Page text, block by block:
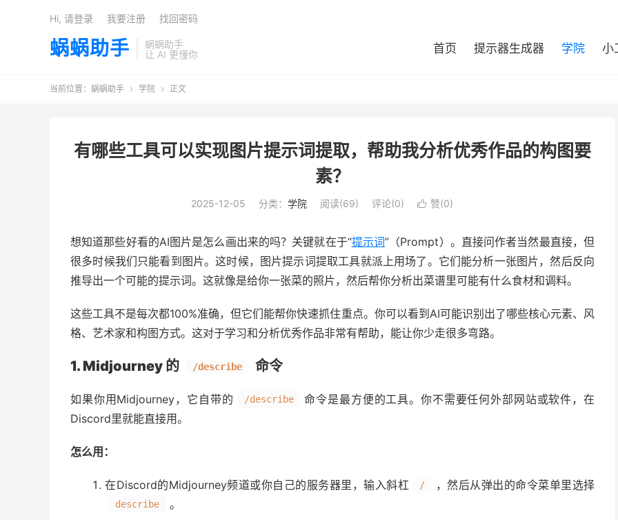
蜗蜗助手
蜗蜗助手
让 AI 更懂你
首页 提示器生成器 学院 小
Hi, 请登录 我要注册 找回密码
当前位置： 蜗蜗助手  学院  正文
有哪些工具可以实现图片提示词提取，帮助我分析优秀作品的构图要
素？
2025-12-05 分类： 学院 阅读(69) 评论(0)  赞(0)
想知道那些好看的AI图片是怎么画出来的吗？关键就在于“提示词”（Prompt）。直接问作者当然最直接，但
很多时候我们只能看到图片。这时候，图片提示词提取工具就派上用场了。它们能分析一张图片，然后反向
推导出一个可能的提示词。这就像是给你一张菜的照片，然后帮你分析出菜谱里可能有什么食材和调料。
这些工具不是每次都100%准确，但它们能帮你快速抓住重点。你可以看到AI可能识别出了哪些核心元素、风
格、艺术家和构图方式。这对于学习和分析优秀作品非常有帮助，能让你少走很多弯路。
1. Midjourney 的 /describe 命令
如果你用Midjourney，它自带的 /describe
命令是最方便的工具。你不需要任何外部网站或软件，在
Discord里就能直接用。
怎么用：
在Discord的Midjourney频道或你自己的服务器里，输入斜杠 / ，然后从弹出的命令菜单里选择
describe
。